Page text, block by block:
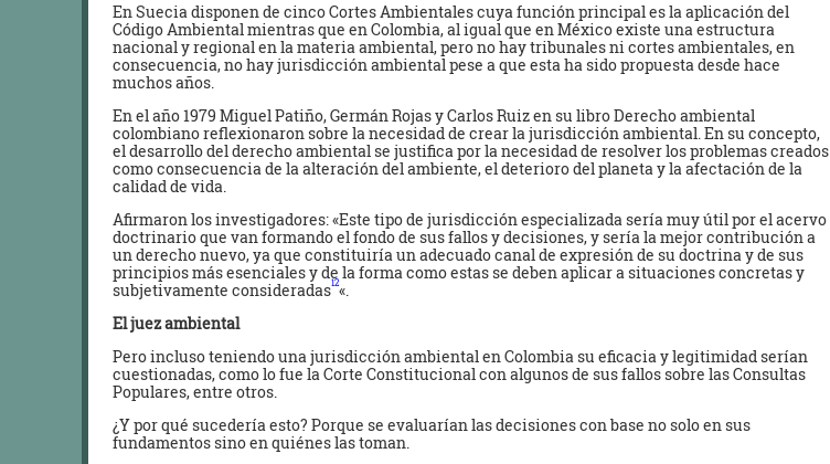
En Suecia disponen de cinco Cortes Ambientales cuya función principal es la aplicación del
Código Ambiental mientras que en Colombia, al igual que en México existe una estructura
nacional y regional en la materia ambiental, pero no hay tribunales ni cortes ambientales, en
consecuencia, no hay jurisdicción ambiental pese a que esta ha sido propuesta desde hace
muchos años.
En el año 1979 Miguel Patiño, Germán Rojas y Carlos Ruiz en su libro Derecho ambiental
colombiano reflexionaron sobre la necesidad de crear la jurisdicción ambiental. En su concepto,
el desarrollo del derecho ambiental se justifica por la necesidad de resolver los problemas creados
como consecuencia de la alteración del ambiente, el deterioro del planeta y la afectación de la
calidad de vida.
Afirmaron los investigadores: «Este tipo de jurisdicción especializada sería muy útil por el acervo
doctrinario que van formando el fondo de sus fallos y decisiones, y sería la mejor contribución a
un derecho nuevo, ya que constituiría un adecuado canal de expresión de su doctrina y de sus
principios más esenciales y de la forma como estas se deben aplicar a situaciones concretas y
subjetivamente consideradas12«.
El juez ambiental
Pero incluso teniendo una jurisdicción ambiental en Colombia su eficacia y legitimidad serían
cuestionadas, como lo fue la Corte Constitucional con algunos de sus fallos sobre las Consultas
Populares, entre otros.
¿Y por qué sucedería esto? Porque se evaluarían las decisiones con base no solo en sus
fundamentos sino en quiénes las toman.